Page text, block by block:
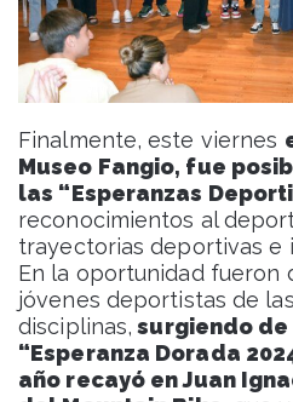
Finalmente, este viernes
Museo Fangio, fue
las “Esperanzas
reconocimientos al
trayectorias deportivas e
En la oportunidad fueron
jóvenes deportistas de
disciplinas, surgiendo
“Esperanza Dorada
año recayó en Juan